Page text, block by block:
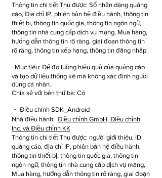
Thông tin chi tiết Thu được: Số nhận dạng quảng
cáo, Địa chỉ IP, phiên bản hệ điều hành, thông tin
thiết bị, thông tin quốc gia, thông tin ngôn ngữ,
thông tin nhà cung cấp dịch vụ mạng, Mua hàng,
hướng dẫn thông tin rõ ràng, giai đoạn thông tin
rõ ràng, thông tin xếp hạng, thông tin đăng nhập.
Mục tiêu: Để đo lường hiệu quả của quảng cáo
và tạo dữ liệu thống kê mà không xác định người
dùng cá nhân.
Chia sẻ với bên thứ ba: Có
・ Điều chỉnh SDK_Android
Nhà điều hành: Điều chỉnh GmbH, Điều chỉnh
Inc. và Điều chỉnh KK
Thông tin chi tiết Thu được: người giới thiệu, ID
quảng cáo, địa chỉ IP, phiên bản hệ điều hành,
thông tin thiết bị, thông tin quốc gia, thông tin
ngôn ngữ, thông tin nhà cung cấp dịch vụ mạng,
Mua hàng, hướng dẫn thông tin rõ ràng, giai đoạn